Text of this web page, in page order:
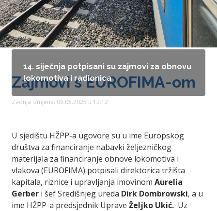
14. siječnja potpisani su zajmovi za obnovu
lokomotiva i radionica
Zajmovi s EUROFIMA-om
Zadnja izmjena: 06.05.2025 u 12:12
U sjedištu HŽPP-a ugovore su u ime Europskog
društva za financiranje nabavki željezničkog
materijala za financiranje obnove lokomotiva i
vlakova (EUROFIMA) potpisali direktorica tržišta
kapitala, riznice i upravljanja imovinom Aurelia
Gerber i šef Središnjeg ureda Dirk Dombrowski, a u
ime HŽPP-a predsjednik Uprave Željko Ukić. Uz